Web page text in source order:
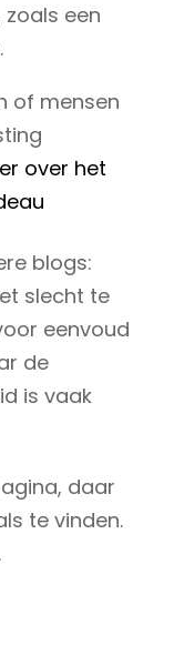
zoals een
of mensen
over het
blogs:
slecht te
eenvoud
de
is vaak
daar
te vinden.